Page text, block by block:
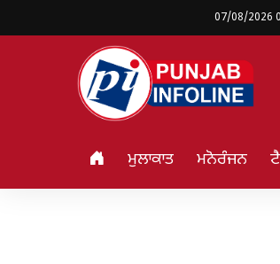
07/08/2026
ਮੁਲਾਕਾਤ ਮਨੋਰੰਜਨ